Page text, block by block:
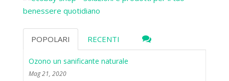
POPOLARI RECENTI
Ozono un sanificante naturale
Mag 21, 2020